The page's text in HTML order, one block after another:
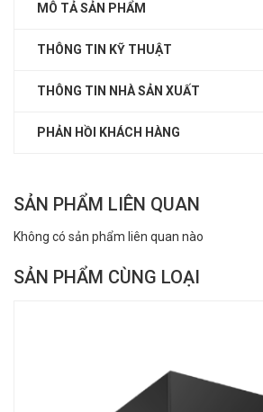
MÔ TẢ SẢN PHẨM
THÔNG TIN KỸ THUẬT
THÔNG TIN NHÀ SẢN XUẤT
PHẢN HỒI KHÁCH HÀNG
SẢN PHẨM LIÊN QUAN
Không có sản phẩm liên quan nào
SẢN PHẨM CÙNG LOẠI